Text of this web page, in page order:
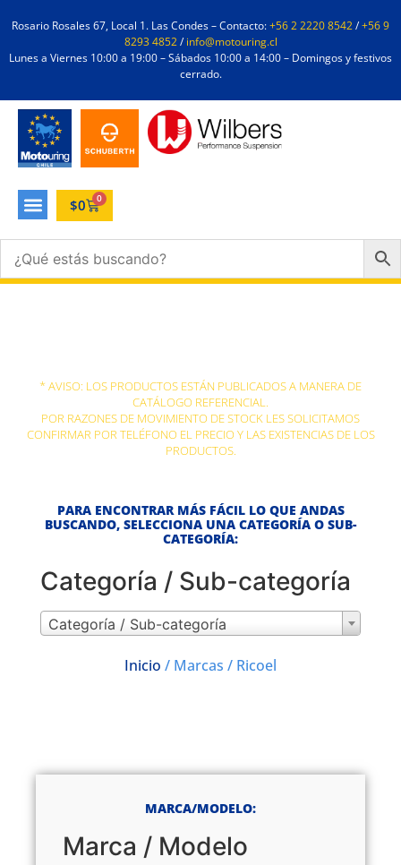
Rosario Rosales 67, Local 1. Las Condes – Contacto:+56 2 2220 8542/+56 9
8293 4852/info@motouring.cl
Lunes a Viernes 10:00 a 19:00 – Sábados 10:00 a 14:00 – Domingos y festivos
cerrado.
$0 0
* AVISO: LOS PRODUCTOS ESTÁN PUBLICADOS A MANERA DE
CATÁLOGO REFERENCIAL.
POR RAZONES DE MOVIMIENTO DE STOCK LES SOLICITAMOS
CONFIRMAR POR TELÉFONO EL PRECIO Y LAS EXISTENCIAS DE LOS
PRODUCTOS.
PARA ENCONTRAR MÁS FÁCIL LO QUE ANDAS
BUSCANDO, SELECCIONA UNA CATEGORÍA O SUB-
CATEGORÍA:
Categoría / Sub-categoría
Categoría / Sub-categoría
Inicio / Marcas / Ricoel
MARCA/MODELO:
Marca / Modelo